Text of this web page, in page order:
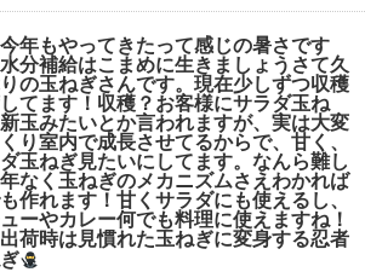
年もやってきたって感じの暑さです
分補給はこまめに生きましょうさて久
の玉ねぎさんです。現在少しずつ収穫
てます！収穫？お客様にサラダ玉ね
玉みたいとか言われますが、実は大変
り室内で成長させてるからで、甘く、
玉ねぎ見たいにしてます。なんら難し
なく玉ねぎのメカニズムさえわかれば
作れます！甘くサラダにも使えるし、
ーやカレー何でも料理に使えますね！
荷時は見慣れた玉ねぎに変身する忍者